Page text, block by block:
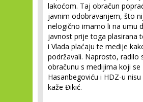
lakoćom. Taj obračun
javnim odobravanjem, što
nelogično imamo li na umu
javnost prije toga plasirana
i Vlada plaćaju te medije
podržavali. Naprosto, radilo
obračunu s medijima koji se
Hasanbegoviću i HDZ-u nisu
kaže Đikić.